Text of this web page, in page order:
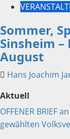
Sommer,
Sinsheim
August
Hans Joachim
Aktuell
OFFENER BRIEF
gewählten